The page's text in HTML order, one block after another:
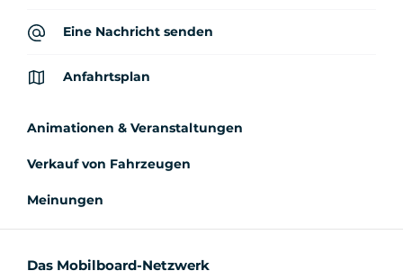
Eine Nachricht senden
Anfahrtsplan
Animationen & Veranstaltungen
Verkauf von Fahrzeugen
Meinungen
Das Mobilboard-Netzwerk